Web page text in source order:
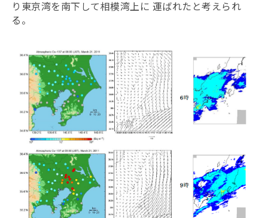
り東京湾を南下して相模湾上に 運ばれたと考えられ
る。